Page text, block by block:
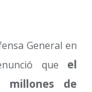
General en
que el
millones de